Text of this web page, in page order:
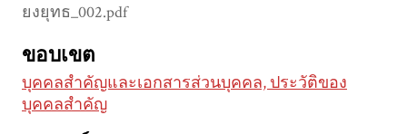
ยงยุทธ_002.pdf
ขอบเขต
บุคคลสำคัญและเอกสารส่วนบุคคล, ประวัติของ
บุคคลสำคัญ